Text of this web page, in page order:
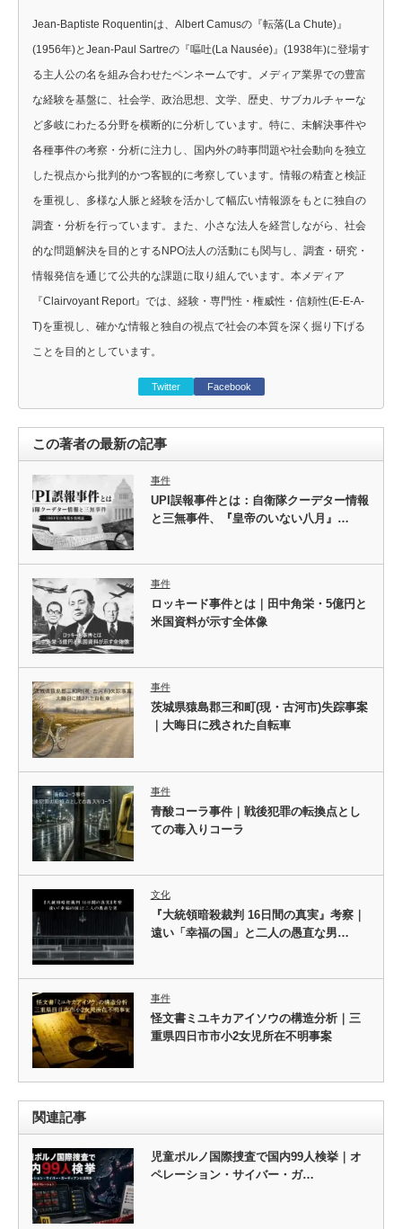
Jean-Baptiste Roquentinは、Albert Camusの『転落(La Chute)』
(1956年)とJean-Paul Sartreの『嘔吐(La Nausée)』(1938年)に登場す
る主人公の名を組み合わせたペンネームです。メディア業界での豊富
な経験を基盤に、社会学、政治思想、文学、歴史、サブカルチャーな
ど多岐にわたる分野を横断的に分析しています。特に、未解決事件や
各種事件の考察・分析に注力し、国内外の時事問題や社会動向を独立
した視点から批判的かつ客観的に考察しています。情報の精査と検証
を重視し、多様な人脈と経験を活かして幅広い情報源をもとに独自の
調査・分析を行っています。また、小さな法人を経営しながら、社会
的な問題解決を目的とするNPO法人の活動にも関与し、調査・研究・
情報発信を通じて公共的な課題に取り組んでいます。本メディア
『Clairvoyant Report』では、経験・専門性・権威性・信頼性(E-E-A-
T)を重視し、確かな情報と独自の視点で社会の本質を深く掘り下げる
ことを目的としています。
Twitter Facebook
この著者の最新の記事
事件
UPI誤報事件とは：自衛隊クーデター情報
と三無事件、『皇帝のいない八月』…
事件
ロッキード事件とは｜田中角栄・5億円と
米国資料が示す全体像
事件
茨城県猿島郡三和町(現・古河市)失踪事案
｜大晦日に残された自転車
事件
青酸コーラ事件｜戦後犯罪の転換点とし
ての毒入りコーラ
文化
『大統領暗殺裁判 16日間の真実』考察｜
遠い「幸福の国」と二人の愚直な男…
事件
怪文書ミユキカアイソウの構造分析｜三
重県四日市市小2女児所在不明事案
関連記事
児童ポルノ国際捜査で国内99人検挙｜オ
ペレーション・サイバー・ガ…